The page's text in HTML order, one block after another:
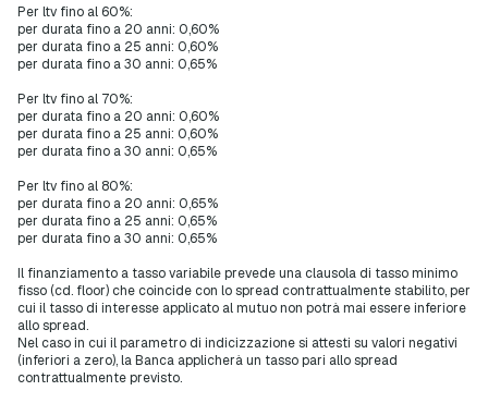
Per ltv fino al 60%:
per durata fino a 20 anni: 0,60%
per durata fino a 25 anni: 0,60%
per durata fino a 30 anni: 0,65%
Per ltv fino al 70%:
per durata fino a 20 anni: 0,60%
per durata fino a 25 anni: 0,60%
per durata fino a 30 anni: 0,65%
Per ltv fino al 80%:
per durata fino a 20 anni: 0,65%
per durata fino a 25 anni: 0,65%
per durata fino a 30 anni: 0,65%
Il finanziamento a tasso variabile prevede una clausola di tasso minimo
fisso (cd. floor) che coincide con lo spread contrattualmente stabilito, per
cui il tasso di interesse applicato al mutuo non potrà mai essere inferiore
allo spread.
Nel caso in cui il parametro di indicizzazione si attesti su valori negativi
(inferiori a zero), la Banca applicherà un tasso pari allo spread
contrattualmente previsto.